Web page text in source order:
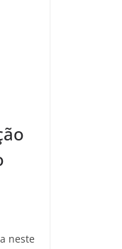
neste